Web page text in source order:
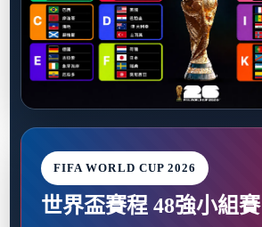
FIFA WORLD CUP 2026
世界盃賽程 48強小組賽